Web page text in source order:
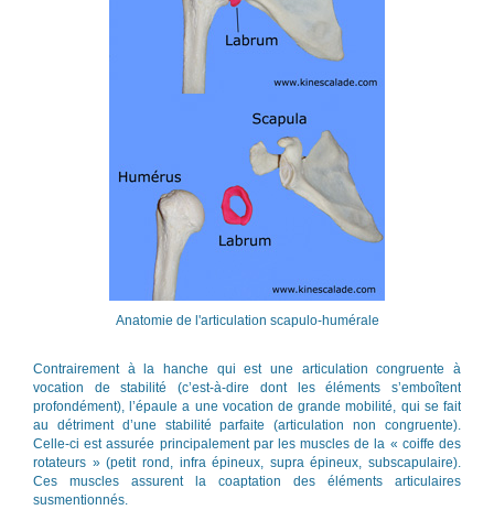
Anatomie de l'articulation scapulo-humérale
Contrairement à la hanche qui est une articulation congruente à
vocation de stabilité (c’est-à-dire dont les éléments s’emboîtent
profondément), l’épaule a une vocation de grande mobilité, qui se fait
au détriment d’une stabilité parfaite (articulation non congruente).
Celle-ci est assurée principalement par les muscles de la « coiffe des
rotateurs » (petit rond, infra épineux, supra épineux, subscapulaire).
Ces muscles assurent la coaptation des éléments articulaires
susmentionnés.